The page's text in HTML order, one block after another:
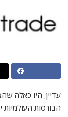
עדיין, היו כאלה
הבורסות העולמיות